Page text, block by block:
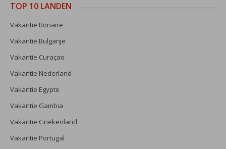
TOP 10 LANDEN
Vakantie Bonaire
Vakantie Bulgarije
Vakantie Curaçao
Vakantie Nederland
Vakantie Egypte
Vakantie Gambia
Vakantie Griekenland
Vakantie Portugal